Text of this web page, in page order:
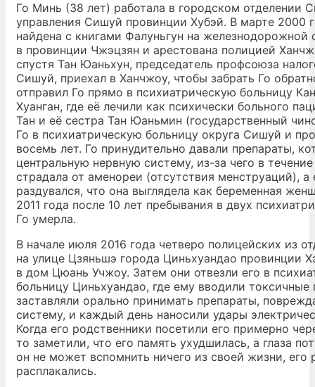
Го Минь (38 лет) работала в городском отделении
управления Сишуй провинции Хубэй. В марте 2000
найдена с книгами Фалуньгун на железнодорожной
в провинции Чжэцзян и арестована полицией
спустя Тан Юаньхун, председатель профсоюза
Сишуй, приехал в Ханчжоу, чтобы забрать Го
отправил Го прямо в психиатрическую больницу
Хуанган, где её лечили как психически больного
Тан и её сестра Тан Юаньмин (государственный
Го в психиатрическую больницу округа Сишуй и
восемь лет. Го принудительно давали препараты,
центральную нервную систему, из-за чего в
страдала от аменореи (отсутствия менструаций), а
раздувался, что она выглядела как беременная
2011 года после 10 лет пребывания в двух
Го умерла.
В начале июля 2016 года четверо полицейских из
на улице Цзяньшэ города Циньхуандао провинции
в дом Цюань Учжоу. Затем они отвезли его в
больницу Циньхуандао, где ему вводили токсичные
заставляли орально принимать препараты,
систему, и каждый день наносили удары
Когда его родственники посетили его примерно
то заметили, что его память ухудшилась, а глаза
он не может вспомнить ничего из своей жизни, его
расплакались.